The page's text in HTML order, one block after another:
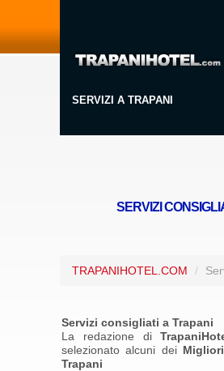
SERVIZI A TRAPANI
SERVIZI
TRAPANIHOTEL.COM /
Servizi consigliati a Trapani
La redazione di
selezionato alcuni dei
Trapani